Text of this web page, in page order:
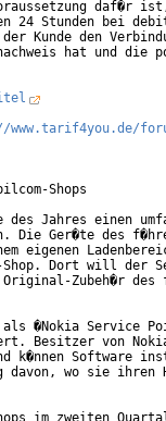
daf�r
24 Stunden bei
Kunde den
hat und die
Shops
des Jahres einen
Die Ger�te des
eigenen
Shop. Dort will der
Zubeh�r des
als �Nokia Service
Besitzer von
k�nnen Software
wo sie ihren
im zweiten